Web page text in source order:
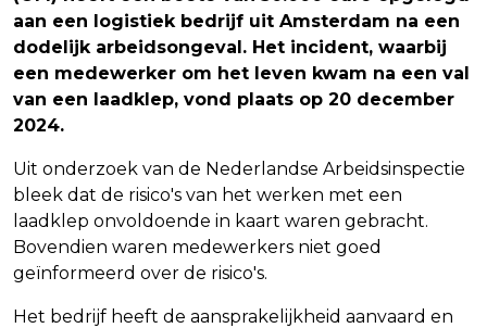
aan een logistiek bedrijf uit Amsterdam na een
dodelijk arbeidsongeval. Het incident, waarbij
een medewerker om het leven kwam na een val
van een laadklep, vond plaats op 20 december
2024.
Uit onderzoek van de Nederlandse Arbeidsinspectie
bleek dat de risico's van het werken met een
laadklep onvoldoende in kaart waren gebracht.
Bovendien waren medewerkers niet goed
geïnformeerd over de risico's.
Het bedrijf heeft de aansprakelijkheid aanvaard en